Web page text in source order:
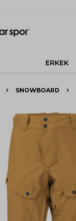
ERKEK
SNOWBOARD